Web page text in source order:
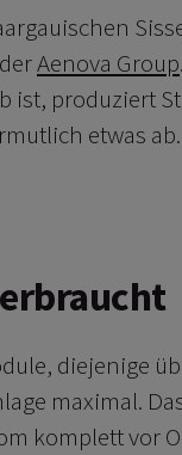
Aenova Group
ist, produziert
etwas
diejenige
maximal.
komplett vor